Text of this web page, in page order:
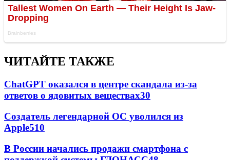
ЧИТАЙТЕ ТАКЖЕ
ChatGPT оказался в центре скандала из-за
ответов о ядовитых веществах30
Создатель легендарной ОС уволился из
Apple510
В России начались продажи смартфона с